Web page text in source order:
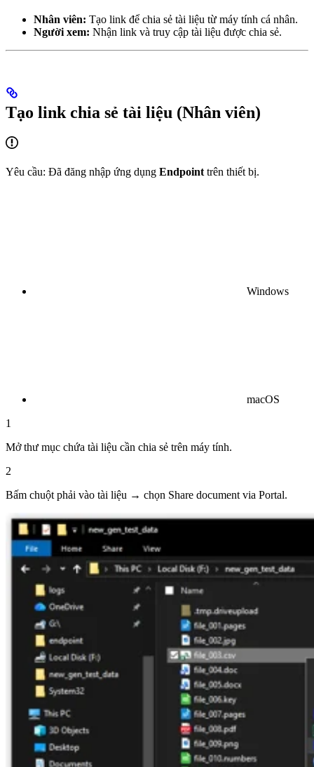
Nhân viên: Tạo link để chia sẻ tài liệu từ máy tính cá nhân.
Người xem: Nhận link và truy cập tài liệu được chia sẻ.
Tạo link chia sẻ tài liệu (Nhân viên)
Yêu cầu: Đã đăng nhập ứng dụng Endpoint trên thiết bị.
Windows
macOS
1
Mở thư mục chứa tài liệu cần chia sẻ trên máy tính.
2
Bấm chuột phải vào tài liệu → chọn Share document via Portal.